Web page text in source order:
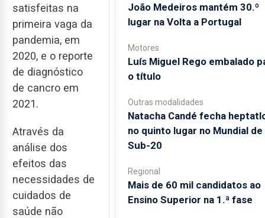
satisfeitas na
primeira vaga da
pandemia, em
2020, e o reporte
de diagnóstico
de cancro em
2021.
Através da
análise dos
efeitos das
necessidades de
cuidados de
saúde não
João Medeiros mantém 30.º
lugar na Volta a Portugal
Motores
Luís Miguel Rego embalado
o título
Outras modalidades
Natacha Candé fecha
no quinto lugar no Mundial de
Sub-20
Regional
Mais de 60 mil candidatos ao
Ensino Superior na 1.ª fase